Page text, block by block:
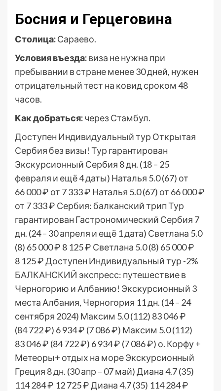
Босния и Герцеговина
Столица:Сараево.
Условия въезда:виза не нужна при
пребывании в стране менее 30 дней, нужен
отрицательный тест на ковид сроком 48
часов.
Как добраться:через Стамбул.
Доступен Индивидуальный тур Открытая
Сербия без визы! Тур гарантирован
Экскурсионный Сербия 8 дн. (18 – 25
февраля и ещё 4 даты) Наталья 5.0(67) от
66 000 ₽ от 7 333 ₽ Наталья 5.0(67) от 66 000 ₽
от 7 333 ₽ Сербия: балканский трип Тур
гарантирован Гастрономический Сербия 7
дн. (24 – 30 апреля и ещё 1 дата) Светлана 5.0
(8) 65 000 ₽ 8 125 ₽ Светлана 5.0(8) 65 000 ₽
8 125 ₽Доступен Индивидуальный тур -2%
БАЛКАНСКИЙ экспресс: путешествие в
Черногорию и Албанию! Экскурсионный 3
места Албания, Черногория 11 дн. (14 – 24
сентября 2024) Максим 5.0(112) 83 046 ₽
(84 722 ₽) 6 934 ₽ (7 086 ₽) Максим 5.0(112)
83 046 ₽ (84 722 ₽) 6 934 ₽ (7 086 ₽) о. Корфу +
Метеоры+ отдых на море Экскурсионный
Греция 8 дн. (30 апр – 07 май)Диана 4.7(35)
114 284 ₽ 12 725 ₽Диана 4.7(35) 114 284 ₽